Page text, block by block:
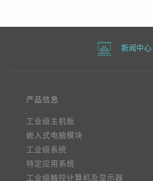
新闻中心
产品信息
工业级主机板
嵌入式电脑模块
工业级系统
特定应用系统
工业级触控计算机及显示器